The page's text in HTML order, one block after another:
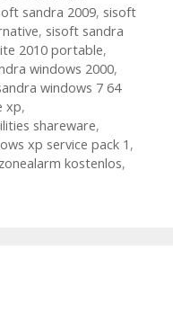
sandra 2009, sisoft
, sisoft sandra
2010 portable,
windows 2000,
windows 7 64
xp,
shareware,
xp service pack 1 ,
zonealarm kostenlos,